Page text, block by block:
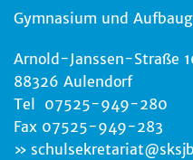
Gymnasium und
Arnold-Janssen-Straße
88326 Aulendorf
Tel 07525-949-280
Fax 07525-949-283
schulsekretariat@